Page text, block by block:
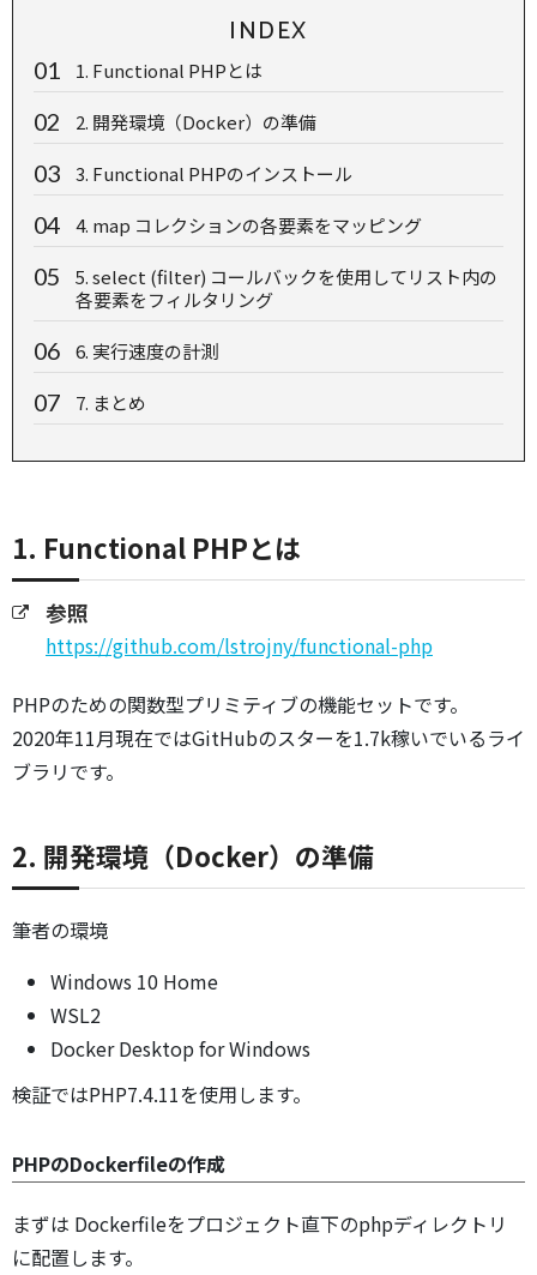
INDEX
1. Functional PHPとは
2. 開発環境（Docker）の準備
3. Functional PHPのインストール
4. map コレクションの各要素をマッピング
5. select (filter) コールバックを使用してリスト内の
各要素をフィルタリング
6. 実行速度の計測
7. まとめ
1. Functional PHPとは
参照
https://github.com/lstrojny/functional-php
PHPのための関数型プリミティブの機能セットです。
2020年11月現在ではGitHubのスターを1.7k稼いでいるライ
ブラリです。
2. 開発環境（Docker）の準備
筆者の環境
Windows 10 Home
WSL2
Docker Desktop for Windows
検証ではPHP7.4.11を使用します。
PHPのDockerfileの作成
まずは Dockerfileをプロジェクト直下のphpディレクトリ
に配置します。